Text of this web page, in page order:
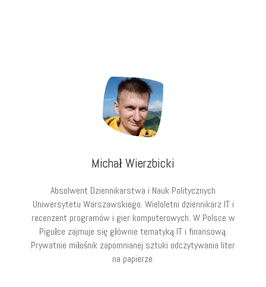
Michał Wierzbicki
Absolwent Dziennikarstwa i Nauk Politycznych
Uniwersytetu Warszawskiego. Wieloletni dziennikarz IT i
recenzent programów i gier komputerowych. W Polsce w
Pigułce zajmuje się głównie tematyką IT i finansową.
Prywatnie miłośnik zapomnianej sztuki odczytywania liter
na papierze.